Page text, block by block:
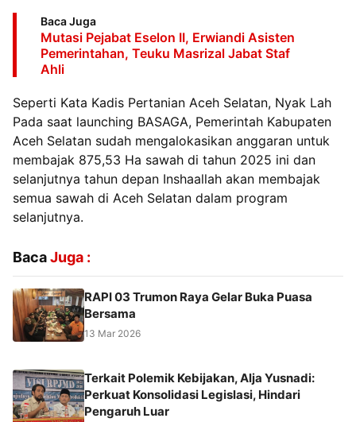
Baca Juga
Mutasi Pejabat Eselon II, Erwiandi Asisten
Pemerintahan, Teuku Masrizal Jabat Staf
Ahli
Seperti Kata Kadis Pertanian Aceh Selatan, Nyak Lah
Pada saat launching BASAGA, Pemerintah Kabupaten
Aceh Selatan sudah mengalokasikan anggaran untuk
membajak 875,53 Ha sawah di tahun 2025 ini dan
selanjutnya tahun depan Inshaallah akan membajak
semua sawah di Aceh Selatan dalam program
selanjutnya.
BacaJuga :
RAPI 03 Trumon Raya Gelar Buka Puasa
Bersama
13 Mar 2026
Terkait Polemik Kebijakan, Alja Yusnadi:
Perkuat Konsolidasi Legislasi, Hindari
Pengaruh Luar